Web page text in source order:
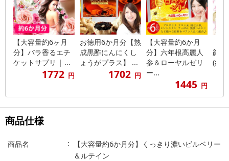
【大容量約6ヶ月
分】バラ香るエチ
ケットサプリ | ...
1772 円
お徳用6か月分【熟
成黒酢にんにくし
ょうがプラス】 ...
1702 円
【大容量約6か月
分】六年根高麗人
参＆ローヤルゼリ
ー...
1445 円
顔☆
(約6
商品仕様
商品名
【大容量約6か月分】くっきり濃いビルベリー
＆ルテイン